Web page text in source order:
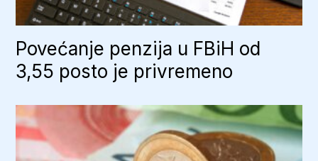
Povećanje penzija u FBiH od
3,55 posto je privremeno